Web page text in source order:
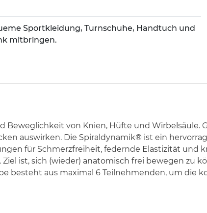
Sportkleidung, Turnschuhe, Handtuch und
mitbringen.
Beweglichkeit von Knien, Hüfte und Wirbelsäule.
auswirken. Die Spiraldynamik® ist ein
für Schmerzfreiheit, federnde Elastizität und
Ziel ist, sich (wieder) anatomisch frei bewegen zu
besteht aus maximal 6 Teilnehmenden, um die